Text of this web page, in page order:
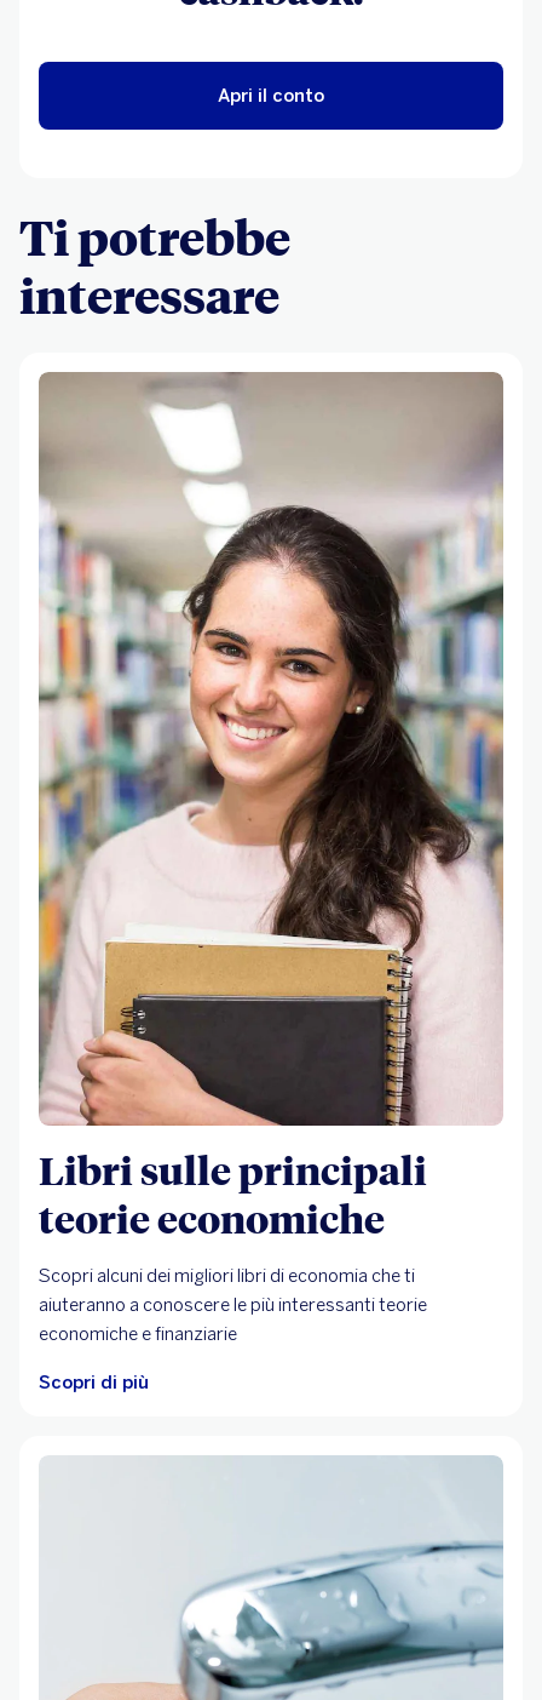
Apri il conto
Ti potrebbe
interessare
Libri sulle principali
teorie economiche
Scopri alcuni dei migliori libri di economia che ti
aiuteranno a conoscere le più interessanti teorie
economiche e finanziarie
Scopri di più